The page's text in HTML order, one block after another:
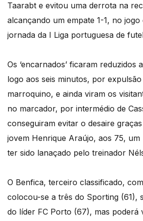
Taarabt e evitou uma derrota na
alcançando um empate 1-1, no jogo
jornada da I Liga portuguesa de
Os ‘encarnados’ ficaram reduzidos
logo aos seis minutos, por expulsão
marroquino, e ainda viram os
no marcador, por intermédio de
conseguiram evitar o desaire
jovem Henrique Araújo, aos 75, um
ter sido lanaçado pelo treinador
O Benfica, terceiro classificado,
colocou-se a três do Sporting (61),
do líder FC Porto (67), mas poderá